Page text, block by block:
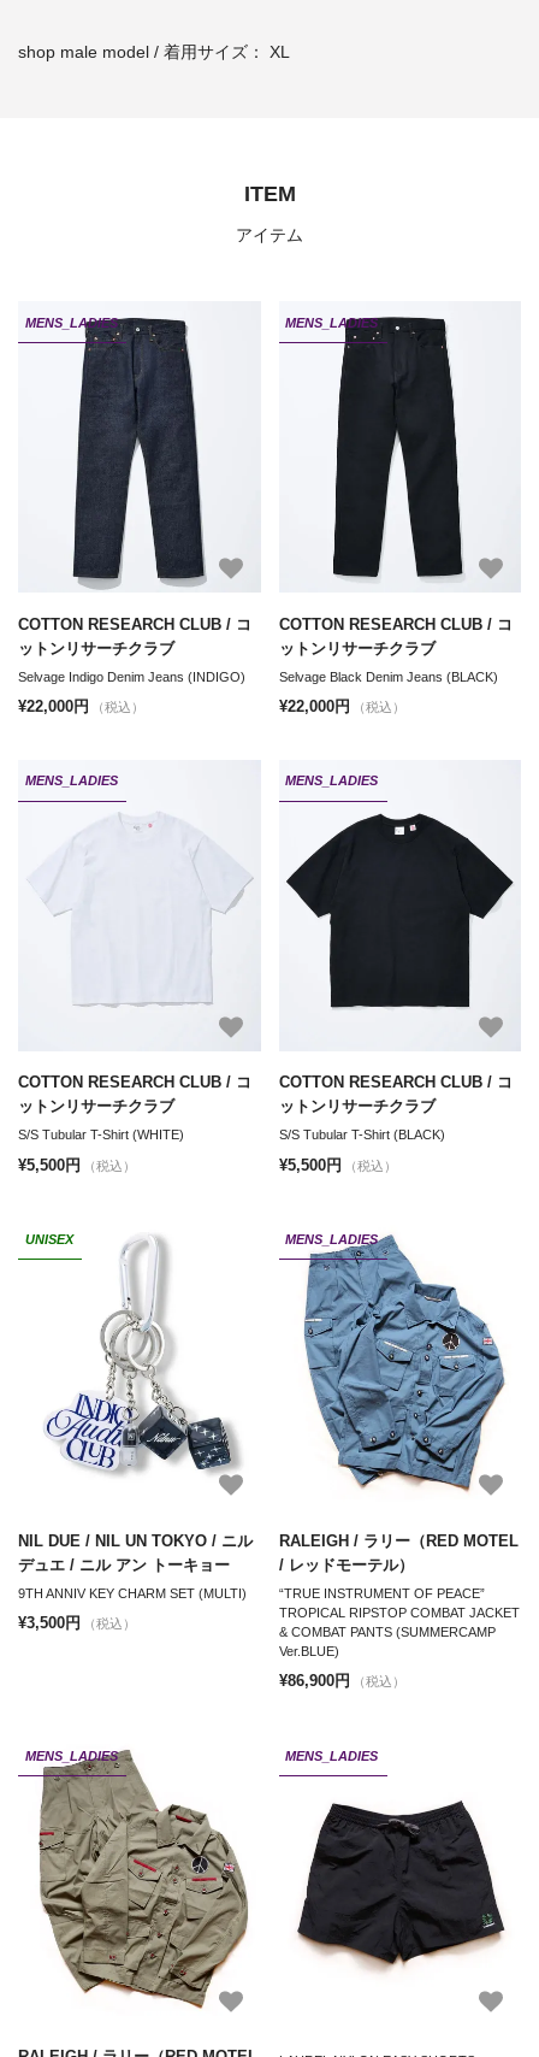
shop male model / 着用サイズ： XL
ITEM
アイテム
MENS_LADIES
COTTON RESEARCH CLUB / コ
ットンリサーチクラブ
Selvage Indigo Denim Jeans (INDIGO)
¥22,000円 （税込）
MENS_LADIES
COTTON RESEARCH CLUB / コ
ットンリサーチクラブ
Selvage Black Denim Jeans (BLACK)
¥22,000円 （税込）
MENS_LADIES
COTTON RESEARCH CLUB / コ
ットンリサーチクラブ
S/S Tubular T-Shirt (WHITE)
¥5,500円 （税込）
MENS_LADIES
COTTON RESEARCH CLUB / コ
ットンリサーチクラブ
S/S Tubular T-Shirt (BLACK)
¥5,500円 （税込）
UNISEX
NIL DUE / NIL UN TOKYO / ニル
デュエ / ニル アン トーキョー
9TH ANNIV KEY CHARM SET (MULTI)
¥3,500円 （税込）
MENS_LADIES
RALEIGH / ラリー（RED MOTEL
/ レッドモーテル）
“TRUE INSTRUMENT OF PEACE”
TROPICAL RIPSTOP COMBAT JACKET
& COMBAT PANTS (SUMMERCAMP
Ver.BLUE)
¥86,900円 （税込）
MENS_LADIES MENS_LADIES